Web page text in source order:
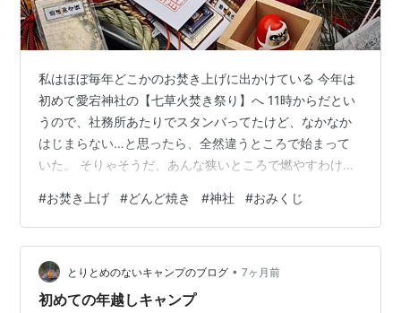
私はほぼ毎年どこかのお焚き上げに出かけている 今年は
初めて愛宕神社の【七草火焚き祭り】へ 11時からだとい
うので、社務所あたりでスタンバってたけど、なかなか
はじまらない…と思ったら、全然違うところで始まって
いた。 そりゃそうだ、あんな狭いところで燃やすわけが
ャラリーがどんどん減ってきて、逆に撮影がしやすくな
ってきたところで、色んな角度から撮ってみる。だるま
も投げさせてもらえたし、とっても満足。 ここで燃やす
と思ったんだけど、違ってたｗ だるまが燃えていく様子
がドラマチック やった、おみくじ引いたら大吉だった
#お焚き上げ #どんど焼き #神社 #おみくじ
とりとめのないキャンプのブログ • 7ヶ月前
初めての年越しキャンプ